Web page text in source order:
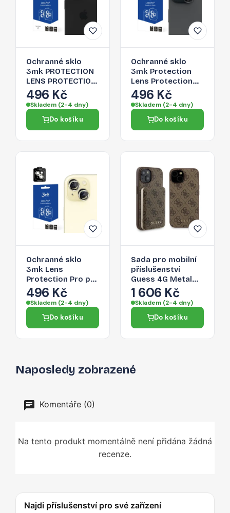
Ochranné sklo
3mk PROTECTION
LENS PROTECTION
PRO pro iPhone 15
- transparentní
496 Kč
Skladem (2-4 dny)
Do košíku
Ochranné sklo
3mk Protection
Lens Protection
Pro pro iPhone 15 -
graphite
496 Kč
Skladem (2-4 dny)
Do košíku
Ochranné sklo
3mk Lens
Protection Pro pro
iPhone 15 - žlutá
496 Kč
Skladem (2-4 dny)
Do košíku
Sada pro mobilní
příslušenství
Guess 4G Metal
Logo pro iPhone 15
- hnědá
1 606 Kč
Skladem (2-4 dny)
Do košíku
Naposledy zobrazené
Komentáře (0)
Na tento produkt momentálně není přidána žádná
recenze.
Najdi příslušenství pro své zařízení